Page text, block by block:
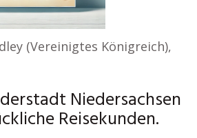
(Vereinigtes Königreich),
Niedersachsen
Reisekunden.